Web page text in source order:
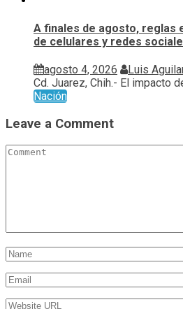
A finales de agosto, reglas
de celulares y redes
agosto 4, 2026 Luis
Cd. Juarez, Chih.- El impacto
Nación
Leave a Comment